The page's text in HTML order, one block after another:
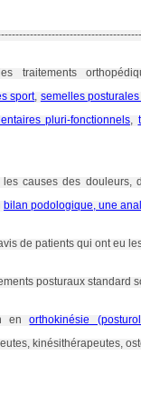
traitements
sport, semelles
pluri-fonctionnels,
les causes des douleurs,
bilan podologique, une
de patients qui ont eu
posturaux standard
enorthokinésie
kinésithérapeutes,